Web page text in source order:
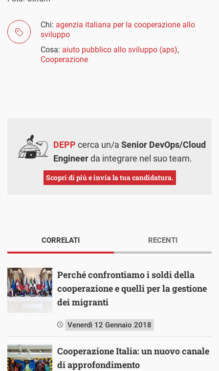
Chi: agenzia italiana per la cooperazione allo
sviluppo
Cosa: aiuto pubblico allo sviluppo (aps),
Cooperazione
DEPP cerca un/a Senior DevOps/Cloud
Engineerda integrare nel suo team.
Scopri di più e invia la tua candidatura.
CORRELATI
Perché confrontiamo i soldi della
cooperazione e quelli per la gestione
dei migranti
Venerdì 12 Gennaio 2018
Cooperazione Italia: un nuovo canale
di approfondimento
RECENTI